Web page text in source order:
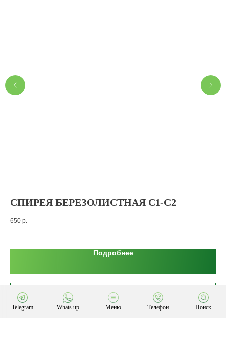
Telegram Whats up Меню Телефон Поиск
СПИРЕЯ БЕРЕЗОЛИСТНАЯ С1-С2
650 р.
Подробнее
В корзину